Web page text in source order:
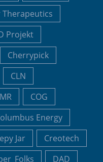
Therapeutics
Projekt
Cherrypick
CLN
COG
Energy
Jar
Creotech
DAD